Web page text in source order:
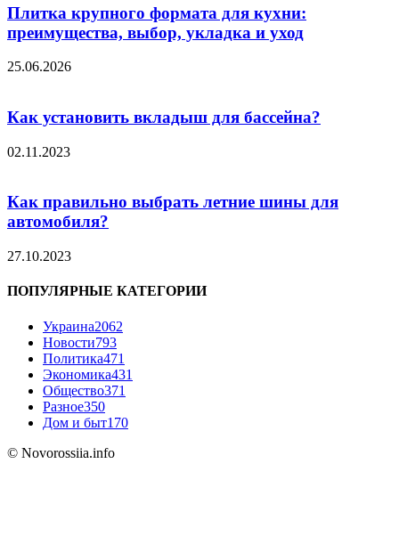
Плитка крупного формата для кухни:
преимущества, выбор, укладка и уход
25.06.2026
Как установить вкладыш для бассейна?
02.11.2023
Как правильно выбрать летние шины для
автомобиля?
27.10.2023
ПОПУЛЯРНЫЕ КАТЕГОРИИ
Украина2062
Новости793
Политика471
Экономика431
Общество371
Разное350
Дом и быт170
© Novorossiia.info